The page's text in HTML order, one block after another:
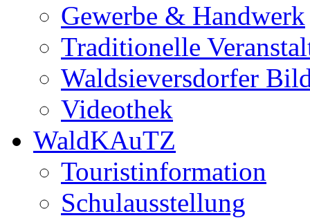
Gewerbe & Handwerk
Traditionelle
Waldsieversdorfer
Videothek
WaldKAuTZ
Touristinformation
Schulausstellung